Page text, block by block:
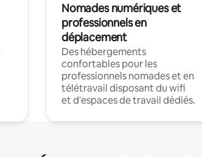
Nomades numériques et
professionnels en
déplacement
Des hébergements
confortables pour les
professionnels nomades et en
télétravail disposant du wifi
et d'espaces de travail dédiés.